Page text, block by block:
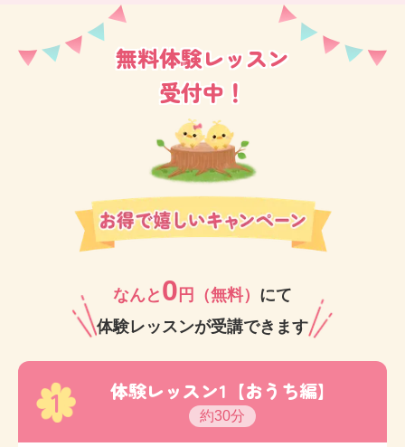
無料体験レッスン
受付中！
なんと 0 円（無料） にて
体験レッスンが受講できます
1 体験レッスン1【おうち編】
約30分